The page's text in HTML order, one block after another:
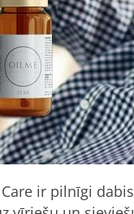
ir pilnīgi